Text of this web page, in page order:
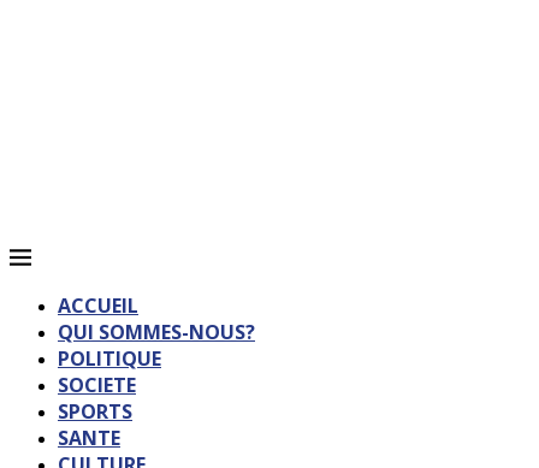
ACCUEIL
QUI SOMMES-NOUS?
POLITIQUE
SOCIETE
SPORTS
SANTE